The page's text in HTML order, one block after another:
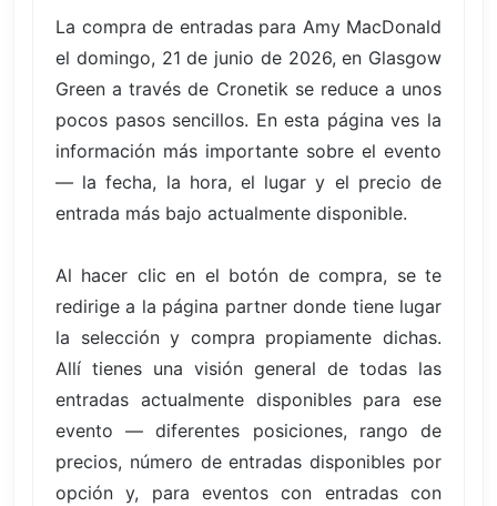
La compra de entradas para Amy MacDonald
el domingo, 21 de junio de 2026, en Glasgow
Green a través de Cronetik se reduce a unos
pocos pasos sencillos. En esta página ves la
información más importante sobre el evento
— la fecha, la hora, el lugar y el precio de
entrada más bajo actualmente disponible.
Al hacer clic en el botón de compra, se te
redirige a la página partner donde tiene lugar
la selección y compra propiamente dichas.
Allí tienes una visión general de todas las
entradas actualmente disponibles para ese
evento — diferentes posiciones, rango de
precios, número de entradas disponibles por
opción y, para eventos con entradas con